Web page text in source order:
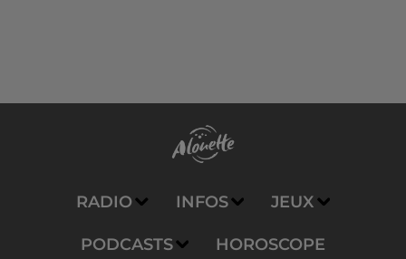
RADIO INFOS JEUX
PODCASTS HOROSCOPE